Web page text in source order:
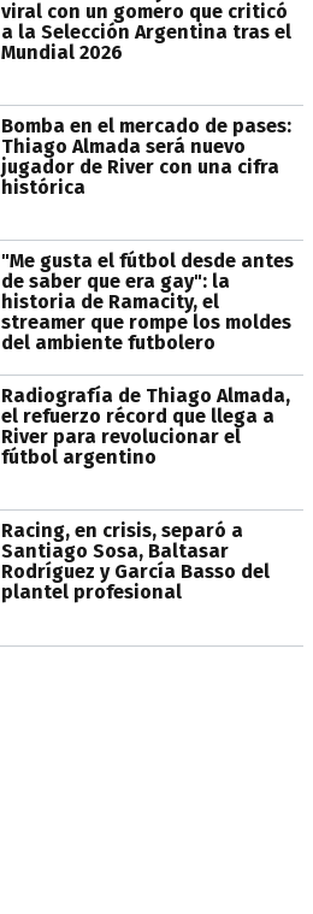
viral con un gomero que criticó
a la Selección Argentina tras el
Mundial 2026
Bomba en el mercado de pases:
Thiago Almada será nuevo
jugador de River con una cifra
histórica
"Me gusta el fútbol desde antes
de saber que era gay": la
historia de Ramacity, el
streamer que rompe los moldes
del ambiente futbolero
Radiografía de Thiago Almada,
el refuerzo récord que llega a
River para revolucionar el
fútbol argentino
Racing, en crisis, separó a
Santiago Sosa, Baltasar
Rodríguez y García Basso del
plantel profesional